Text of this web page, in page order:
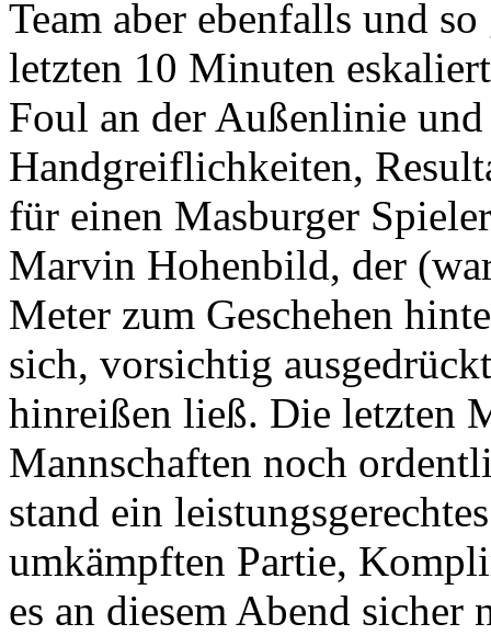
Team aber ebenfalls und
letzten 10 Minuten
Foul an der Außenlinie
Handgreiflichkeiten,
für einen Masburger
Marvin Hohenbild, der
Meter zum Geschehen
sich, vorsichtig
hinreißen ließ. Die letzten
Mannschaften noch
stand ein
umkämpften Partie,
es an diesem Abend sicher